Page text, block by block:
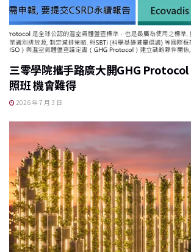
三零學院攜手路廣大開GHG
照班 機會難得
2026 年 7 月 3 日